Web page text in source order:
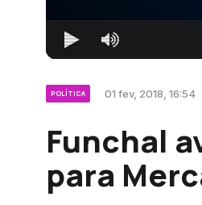
POLÍTICA 01 fev, 2018, 16:54
Funchal
para